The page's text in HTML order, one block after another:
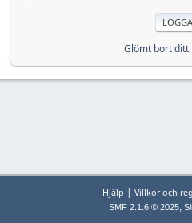
Glömt bort ditt
Hjälp | Villkor och
SMF 2.1.6 © 2025,